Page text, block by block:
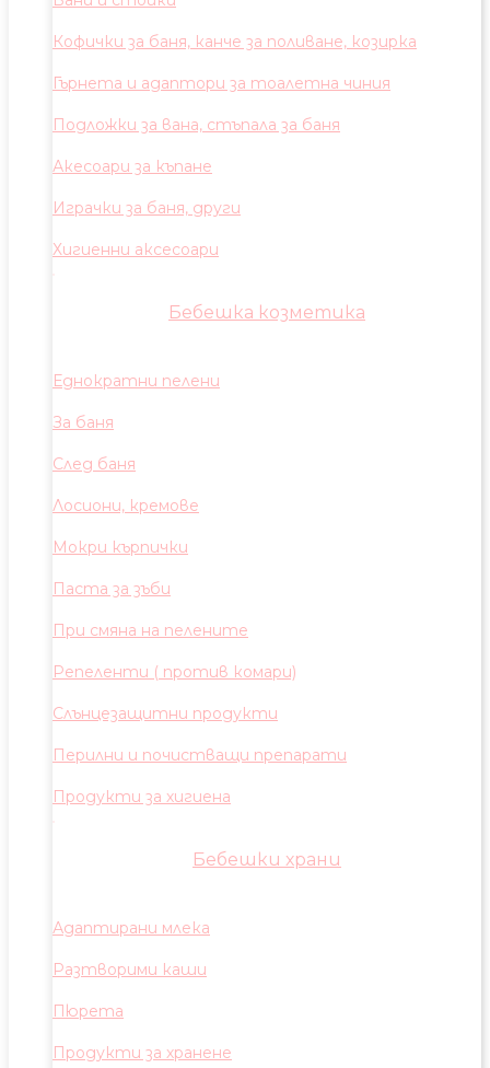
Кофички за баня, канче за поливане, козирка
Гърнета и адаптори за тоалетна чиния
Подложки за вана, стъпала за баня
Акесоари за къпане
Играчки за баня, други
Хигиенни аксесоари
Бебешка козметика
Еднократни пелени
За баня
След баня
Лосиони, кремове
Мокри кърпички
Паста за зъби
При смяна на пелените
Репеленти ( против комари)
Слънцезащитни продукти
Перилни и почистващи препарати
Продукти за хигиена
Бебешки храни
Адаптирани млека
Разтворими каши
Пюрета
Продукти за хранене